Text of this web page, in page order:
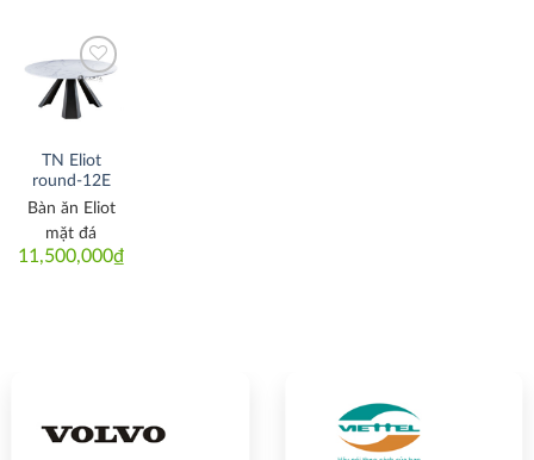
11,550,000₫.
9,750,000₫.
Thích
TN Eliot
round-12E
11,500,000₫
Bàn ăn Eliot
mặt đá